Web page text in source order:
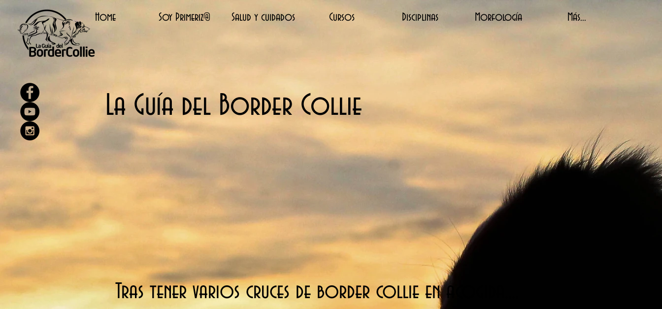
Home Soy Primeriz@ Salud y cuidados Cursos Disciplinas Morfología Más...
​La Guía del Border Collie
Tras tener varios cruces de border collie en acogida....